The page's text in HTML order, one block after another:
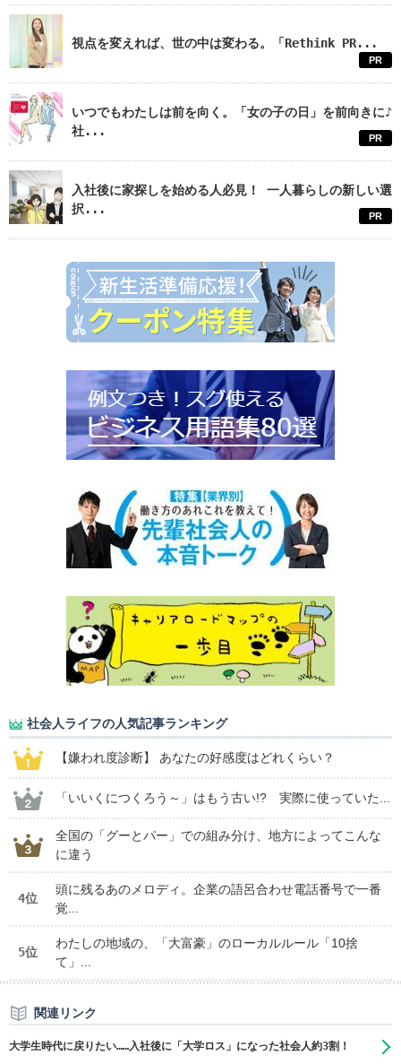
視点を変えれば、世の中は変わる。「Rethink PR...
PR
いつでもわたしは前を向く。「女の子の日」を前向きに♪
社...
PR
入社後に家探しを始める人必見！ 一人暮らしの新しい選
択...
PR
社会人ライフの人気記事ランキング
【嫌われ度診断】 あなたの好感度はどれくらい？
「いいくにつくろう～」はもう古い!? 実際に使っていた...
全国の「グーとパー」での組み分け、地方によってこんな
に違う
4位
頭に残るあのメロディ。企業の語呂合わせ電話番号で一番
覚...
5位
わたしの地域の、「大富豪」のローカルルール「10捨
て」...
関連リンク
大学生時代に戻りたい……入社後に「大学ロス」になった社会人約3割！